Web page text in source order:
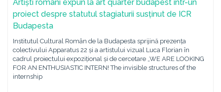
Artiști români expun la art quarter budapest într-un
proiect despre statutul stagiaturii susținut de ICR
Budapesta
Institutul Cultural Român de la Budapesta sprijină prezența
colectivului Apparatus 22 și a artistului vizual Luca Florian în
cadrul proiectului expozițional și de cercetare „WE ARE LOOKING
FOR AN ENTHUSIASTIC INTERN! The invisible structures of the
internship